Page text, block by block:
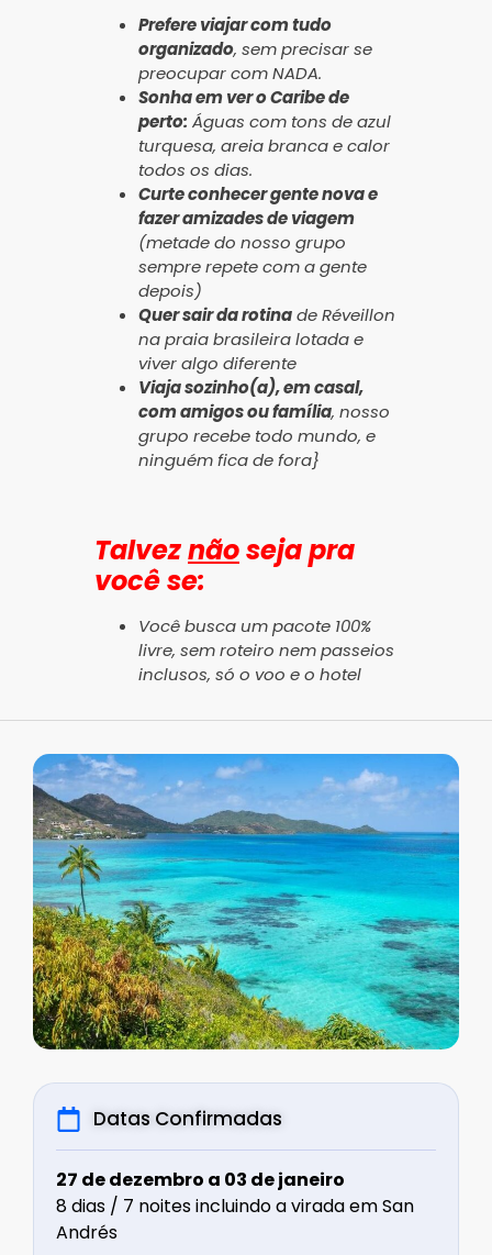
Prefere viajar com tudo
organizado, sem precisar se
preocupar com NADA.
Sonha em ver o Caribe de
perto: Águas com tons de azul
turquesa, areia branca e calor
todos os dias.
Curte conhecer gente nova e
fazer amizades de viagem
(metade do nosso grupo
sempre repete com a gente
depois)
Quer sair da rotinade Réveillon
na praia brasileira lotada e
viver algo diferente
Viaja sozinho(a), em casal,
com amigos ou família, nosso
grupo recebe todo mundo, e
ninguém fica de fora}
Talveznãoseja pra
você se:
Você busca um pacote 100%
livre, sem roteiro nem passeios
inclusos, só o voo e o hotel
Datas Confirmadas
27 de dezembro a 03 de janeiro
8 dias / 7 noites incluindo a virada em San
Andrés